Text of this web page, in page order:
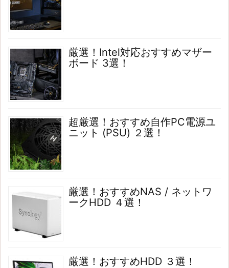
厳選！Intel対応おすすめマザー
ボード 3選！
超厳選！おすすめ自作PC電源ユ
ニット (PSU) ２選！
厳選！おすすめNAS / ネットワ
ークHDD ４選！
厳選！おすすめHDD ３選！